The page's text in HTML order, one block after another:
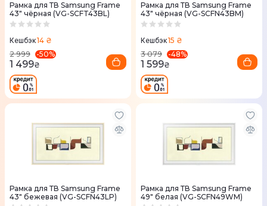
Рамка для ТВ Samsung Frame
43" чёрная (VG-SCFT43BL)
Кешбэк14 ₴
2 999
-50%
1 499₴
Рамка для ТВ Samsung Frame
43" чёрная (VG-SCFN43BM)
Кешбэк15 ₴
3 079
-48%
1 599₴
Рамка для ТВ Samsung Frame
43" бежевая (VG-SCFN43LP)
Рамка для ТВ Samsung Frame
49" белая (VG-SCFN49WM)